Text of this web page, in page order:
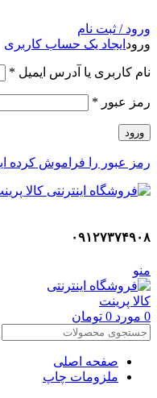
ورود / ثبت نام
ورود ایجاد یک حساب کاربری
نام کاربری یا آدرس ایمیل *
رمز عبور *
ورود
رمز عبور را فراموش کرده
۰۹۱۲۷۳۷۴۹۰۸
منو
0 مورد 0 تومان
صفحه اصلی
ملزومات چاپ